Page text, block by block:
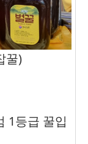
꿀)
1등급 꿀입